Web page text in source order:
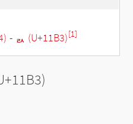
- ᆳ (U+11B3)[1]